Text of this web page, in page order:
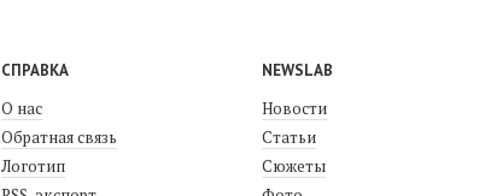
СПРАВКА
О нас
Обратная связь
Логотип
NEWSLAB
Новости
Статьи
Сюжеты